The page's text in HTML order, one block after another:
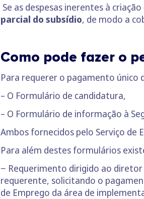
Se as despesas inerentes à
parcial do subsídio, de modo a
Como pode fazer o
Para requerer o pagamento único
– O Formulário de candidatura,
– O Formulário de informação à
Ambos fornecidos pelo Serviço de
Para além destes formulários
− Requerimento dirigido ao diretor
requerente, solicitando o
de Emprego da área de